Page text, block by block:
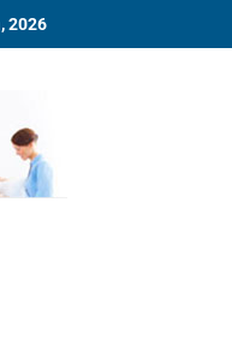
2026